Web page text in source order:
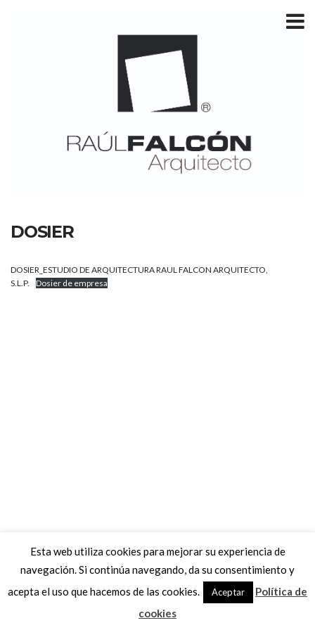
DOSIER
DOSIER_ESTUDIO DE ARQUITECTURA RAUL FALCON ARQUITECTO,
S.L.P.
Dosier de empresa
Esta web utiliza cookies para mejorar su experiencia de
navegación. Si continúa navegando, da su consentimiento y
acepta el uso que hacemos de las cookies.
Aceptar
Política de
cookies